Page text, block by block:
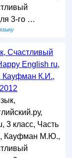
3-го …
Счастливый
English ru,
Кауфман К.И.,
3 класс, Часть
Кауфман М.Ю.,